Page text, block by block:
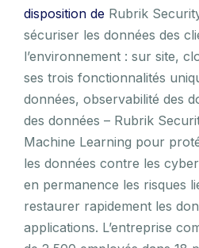
disposition de Rubrik
sécuriser les données des
l’environnement : sur site,
ses trois fonctionnalités
données, observabilité des
des données – Rubrik
Machine Learning pour
les données contre les
en permanence les risques
restaurer rapidement les
applications. L’entreprise